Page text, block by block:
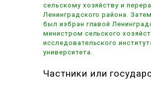
сельскому хозяйству и
Ленинградского района.
был избран главой
министром сельского
исследовательского
университета.
Частники или